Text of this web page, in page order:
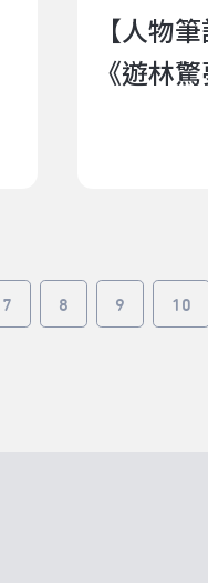
【人物
《遊林
7 8 9 10